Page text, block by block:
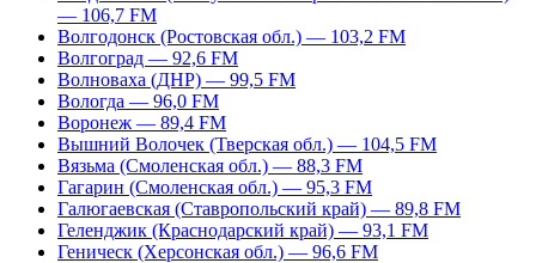
— 106,7 FM
Волгодонск (Ростовская обл.) — 103,2 FM
Волгоград — 92,6 FM
Волноваха (ДНР) — 99,5 FM
Вологда — 96,0 FM
Воронеж — 89,4 FM
Вышний Волочек (Тверская обл.) — 104,5 FM
Вязьма (Смоленская обл.) — 88,3 FM
Гагарин (Смоленская обл.) — 95,3 FM
Галюгаевская (Ставропольский край) — 89,8 FM
Геленджик (Краснодарский край) — 93,1 FM
Геническ (Херсонская обл.) — 96,6 FM